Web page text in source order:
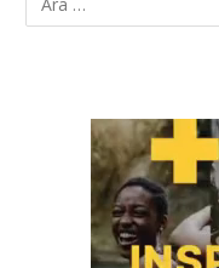
Video
oynatıcı